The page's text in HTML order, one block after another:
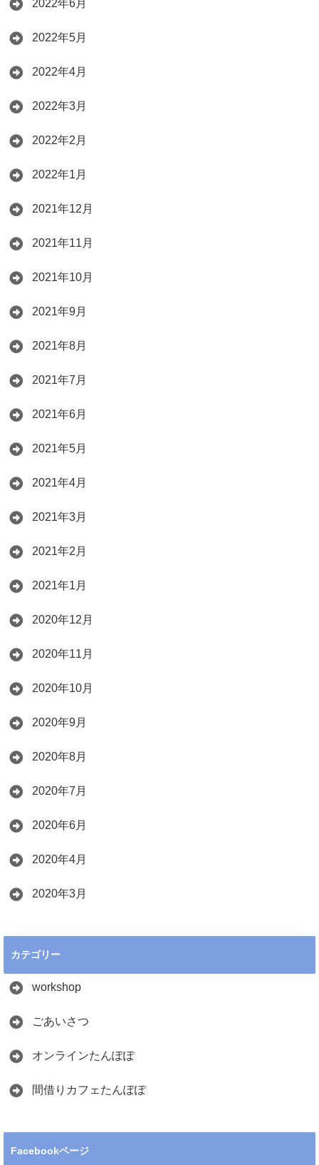
2022年6月
2022年5月
2022年4月
2022年3月
2022年2月
2022年1月
2021年12月
2021年11月
2021年10月
2021年9月
2021年8月
2021年7月
2021年6月
2021年5月
2021年4月
2021年3月
2021年2月
2021年1月
2020年12月
2020年11月
2020年10月
2020年9月
2020年8月
2020年7月
2020年6月
2020年4月
2020年3月
カテゴリー
workshop
ごあいさつ
オンラインたんぽぽ
間借りカフェたんぽぽ
Facebookページ